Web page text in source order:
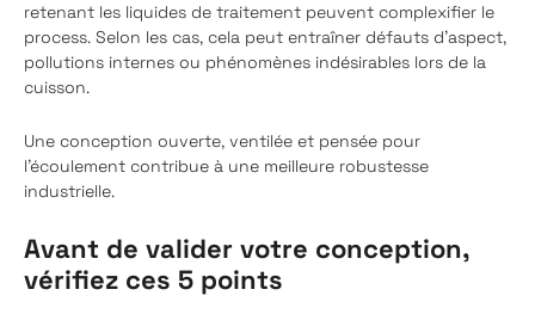
retenant les liquides de traitement peuvent complexifier le
process. Selon les cas, cela peut entraîner défauts d’aspect,
pollutions internes ou phénomènes indésirables lors de la
cuisson.
Une conception ouverte, ventilée et pensée pour
l’écoulement contribue à une meilleure robustesse
industrielle.
Avant de valider votre conception,
vérifiez ces 5 points